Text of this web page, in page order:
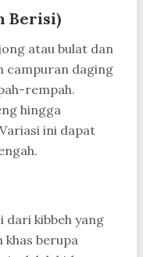
Berisi)
atau bulat dan
campuran daging
rempah.
hingga
ini dapat
dari kibbeh yang
khas berupa